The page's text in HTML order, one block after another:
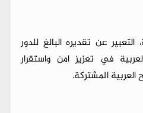
عن تقديره البالغ للدور
في تعزيز امن واستقرار
المشتركة.